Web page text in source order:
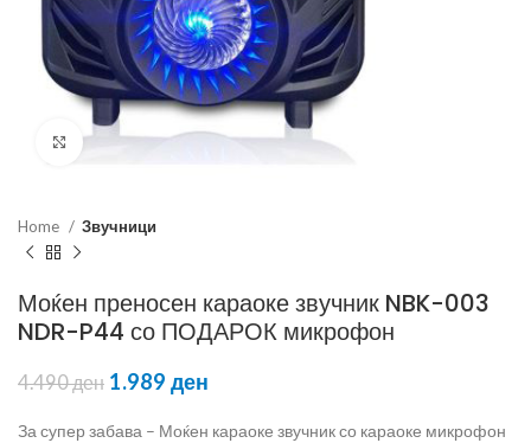
Click to enlarge
Home Звучници
Моќен преносен караоке звучник NBK-003
NDR-P44 со ПОДАРОК микрофон
4.490ден 1.989 ден
За супер забава – Моќен караоке звучник со караоке микрофон